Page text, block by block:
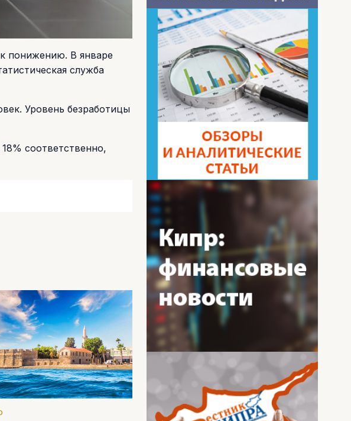
понижению. В январе
служба
Уровень безработицы
соответственно,